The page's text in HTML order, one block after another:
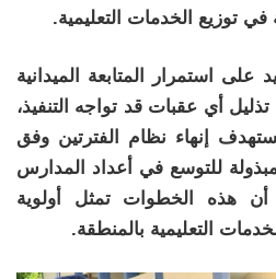
في توزيع الخدمات التعليمية.
على استمرار المتابعة الميدانية
أي عقبات قد تواجه التنفيذ،
إنهاء نظام الفترتين وفق
للتوسع في أعداد المدارس
أن هذه الخطوات تمثل أولوية
التعليمية بالمنطقة.